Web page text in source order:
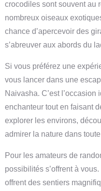
crocodiles sont souvent au
nombreux oiseaux
chance d’apercevoir des
s’abreuver aux abords du
Si vous préférez une
vous lancer dans une
Naivasha. C’est
enchanteur tout en faisant
explorer les environs,
admirer la nature dans
Pour les amateurs de
possibilités s’offrent à
offrent des sentiers